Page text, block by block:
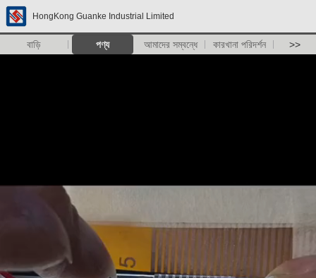
HongKong Guanke Industrial Limited
বাড়ি পণ্য আমাদের সম্বন্ধে কারখানা পরিদর্শন >>